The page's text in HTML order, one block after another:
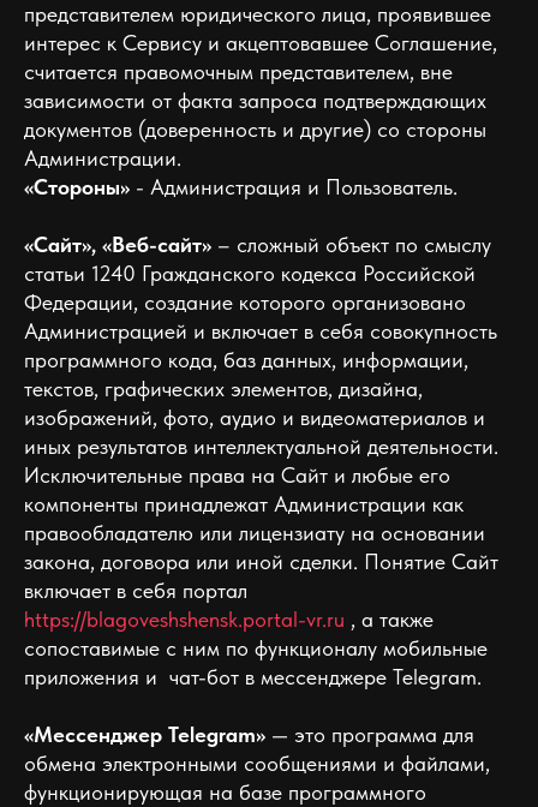
представителем юридического лица, проявившее
интерес к Сервису и акцептовавшее Соглашение,
считается правомочным представителем, вне
зависимости от факта запроса подтверждающих
документов (доверенность и другие) со стороны
Администрации.
«Стороны» - Администрация и Пользователь.
«Сайт», «Веб-сайт» – сложный объект по смыслу
статьи 1240 Гражданского кодекса Российской
Федерации, создание которого организовано
Администрацией и включает в себя совокупность
программного кода, баз данных, информации,
текстов, графических элементов, дизайна,
изображений, фото, аудио и видеоматериалов и
иных результатов интеллектуальной деятельности.
Исключительные права на Сайт и любые его
компоненты принадлежат Администрации как
правообладателю или лицензиату на основании
закона, договора или иной сделки. Понятие Сайт
включает в себя портал
https://blagoveshshensk.portal-vr.ru , а также
сопоставимые c ним по функционалу мобильные
приложения и чат-бот в мессенджере Telegram.
«Мессенджер Telegram» — это программа для
обмена электронными сообщениями и файлами,
функционирующая на базе программного